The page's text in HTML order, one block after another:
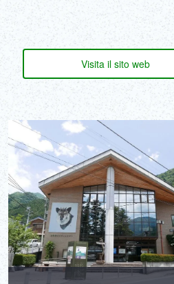
Visita il sito web